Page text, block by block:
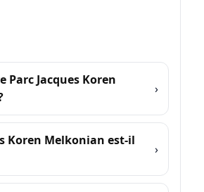
Parc Jacques Koren
Koren Melkonian est-il